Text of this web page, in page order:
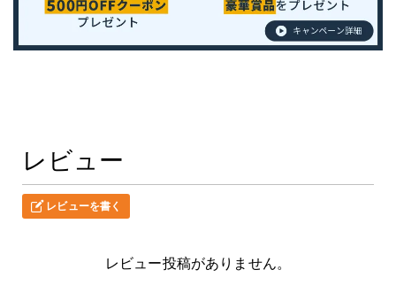
レビュー
レビューを書く
レビュー投稿がありません。